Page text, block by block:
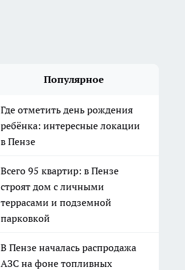
Популярное
Где отметить день рождения
ребёнка: интересные локации
в Пензе
Всего 95 квартир: в Пензе
строят дом с личными
террасами и подземной
парковкой
В Пензе началась распродажа
АЗС на фоне топливных